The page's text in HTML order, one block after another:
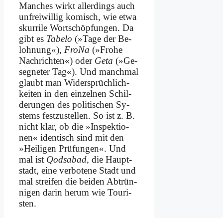
Man­ches wirkt al­ler­dings auch
un­frei­wil­lig ko­misch, wie et­wa
skur­ri­le Wort­schöp­fun­gen. Da
gibt es Ta­be­lo (»Ta­ge der Be­
loh­nung«), FroNa (»Fro­he
Nach­rich­ten«) oder Ge­ta (»Ge­
seg­ne­ter Tag«). Und manch­mal
glaubt man Wi­der­sprüch­lich­
kei­ten in den ein­zel­nen Schil­
de­run­gen des po­li­ti­schen Sy­
stems fest­zu­stel­len. So ist z. B.
nicht klar, ob die »In­spek­tio­
nen« iden­tisch sind mit den
»Hei­li­gen Prü­fun­gen«. Und
mal ist Qods­a­bad, die Haupt­
stadt, ei­ne ver­bo­te­ne Stadt und
mal strei­fen die bei­den Ab­trün­
ni­gen dar­in her­um wie Tou­ri­
sten.